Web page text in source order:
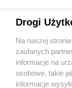
Wydawca mediów
Drogi
Na naszej
zaufanych
informacje na
osobowe, takie
informacje